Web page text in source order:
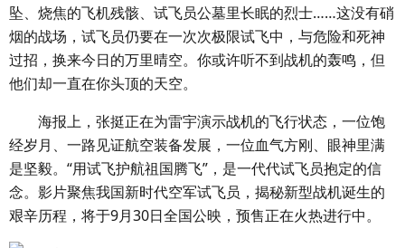
坠、烧焦的飞机残骸、试飞员公墓里长眠的烈士……这没有硝
烟的战场，试飞员仍要在一次次极限试飞中，与危险和死神
过招，换来今日的万里晴空。你或许听不到战机的轰鸣，但
他们却一直在你头顶的天空。
海报上，张挺正在为雷宇演示战机的飞行状态，一位饱
经岁月、一路见证航空装备发展，一位血气方刚、眼神里满
是坚毅。“用试飞护航祖国腾飞”，是一代代试飞员抱定的信
念。影片聚焦我国新时代空军试飞员，揭秘新型战机诞生的
艰辛历程，将于9月30日全国公映，预售正在火热进行中。